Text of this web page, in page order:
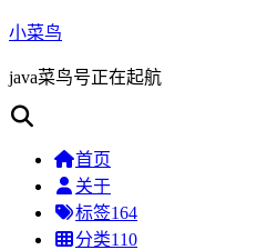
小菜鸟
java菜鸟号正在起航
首页
关于
标签164
分类110